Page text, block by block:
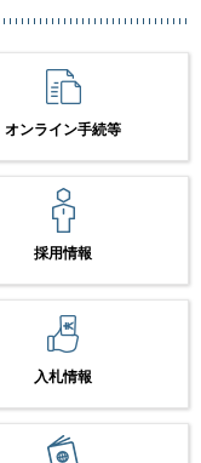
オンライン手続等
採用情報
入札情報